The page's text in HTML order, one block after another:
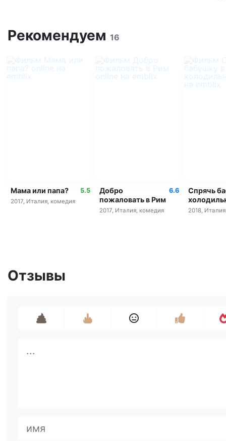
Рекомендуем 16
5.5
Мама или папа?
2017, Италия, комедия
6.6
Добро
пожаловать в Рим
2017, Италия, комедия
Спрячь
2018,
Отзывы